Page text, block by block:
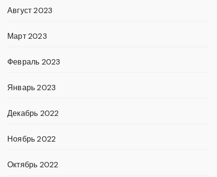
Август 2023
Март 2023
Февраль 2023
Январь 2023
Декабрь 2022
Ноябрь 2022
Октябрь 2022